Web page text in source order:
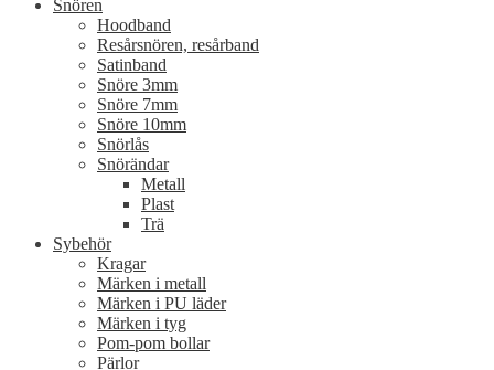
Snören
Hoodband
Resårsnören, resårband
Satinband
Snöre 3mm
Snöre 7mm
Snöre 10mm
Snörlås
Snörändar
Metall
Plast
Trä
Sybehör
Kragar
Märken i metall
Märken i PU läder
Märken i tyg
Pom-pom bollar
Pärlor